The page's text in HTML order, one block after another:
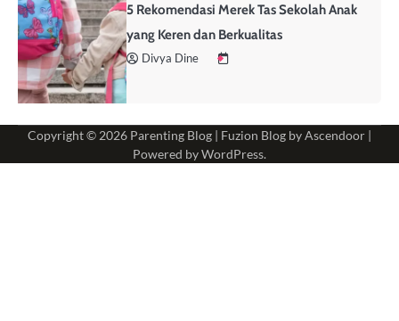
5 Rekomendasi Merek Tas Sekolah Anak
yang Keren dan Berkualitas
Divya Dine
Copyright © 2026 Parenting Blog | Fuzion Blog byAscendoor |
Powered byWordPress.